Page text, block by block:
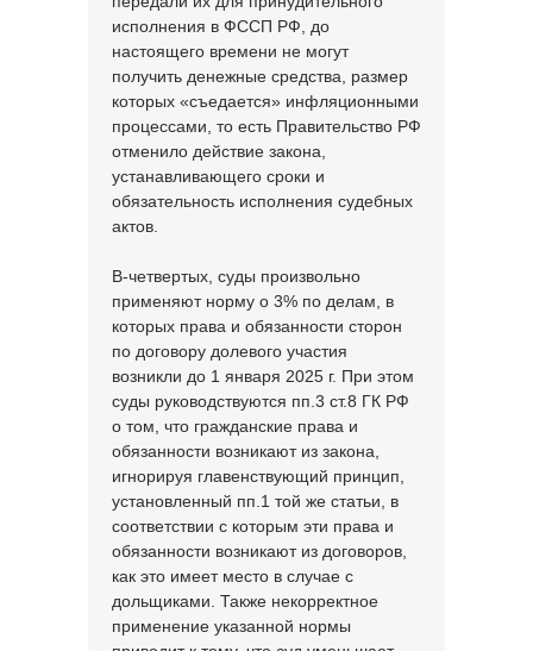
исполнения в ФССП РФ, до
настоящего времени не могут
получить денежные средства, размер
которых «съедается» инфляционными
процессами, то есть Правительство РФ
отменило действие закона,
устанавливающего сроки и
обязательность исполнения судебных
актов.
В-четвертых, суды произвольно
применяют норму о 3% по делам, в
которых права и обязанности сторон
по договору долевого участия
возникли до 1 января 2025 г. При этом
суды руководствуются пп.3 ст.8 ГК РФ
о том, что гражданские права и
обязанности возникают из закона,
игнорируя главенствующий принцип,
установленный пп.1 той же статьи, в
соответствии с которым эти права и
обязанности возникают из договоров,
как это имеет место в случае с
дольщиками. Также некорректное
применение указанной нормы